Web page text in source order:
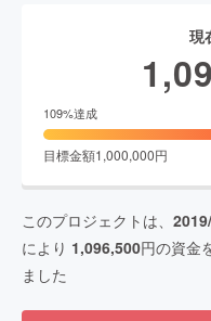
現
109%達成
目標金額1,000,000円
このプロジェクトは、
により 1,096,500円の資金
ました